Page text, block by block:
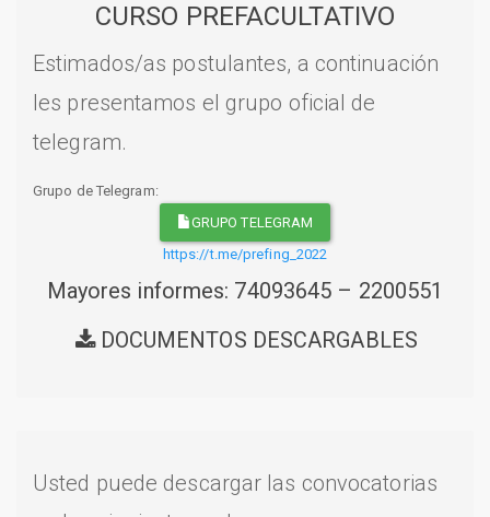
CURSO PREFACULTATIVO
Estimados/as postulantes, a continuación
les presentamos el grupo oficial de
telegram.
Grupo de Telegram:
GRUPO TELEGRAM
https://t.me/prefing_2022
Mayores informes: 74093645 – 2200551
DOCUMENTOS DESCARGABLES
Usted puede descargar las convocatorias